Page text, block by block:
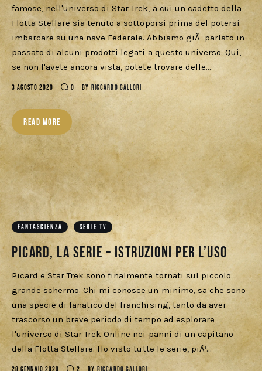
Cercatori
Download
famose, nell'universo di Star Trek, a cui un cadetto della
Flotta Stellare sia tenuto a sottoporsi prima del potersi
imbarcare su una nave Federale. Abbiamo giÃ parlato in
passato di alcuni prodotti legati a questo universo. Qui,
se non l'avete ancora vista, potete trovare delle…
3 AGOSTO 2020 0 BY RICCARDO GALLORI
READ MORE
FANTASCIENZA SERIE TV
Picard, la Serie – Istruzioni per l’uso
Picard e Star Trek sono finalmente tornati sul piccolo
grande schermo. Chi mi conosce un minimo, sa che sono
una specie di fanatico del franchising, tanto da aver
trascorso un breve periodo di tempo ad esplorare
l'universo di Star Trek Online nei panni di un capitano
della Flotta Stellare. Ho visto tutte le serie, piÃ¹…